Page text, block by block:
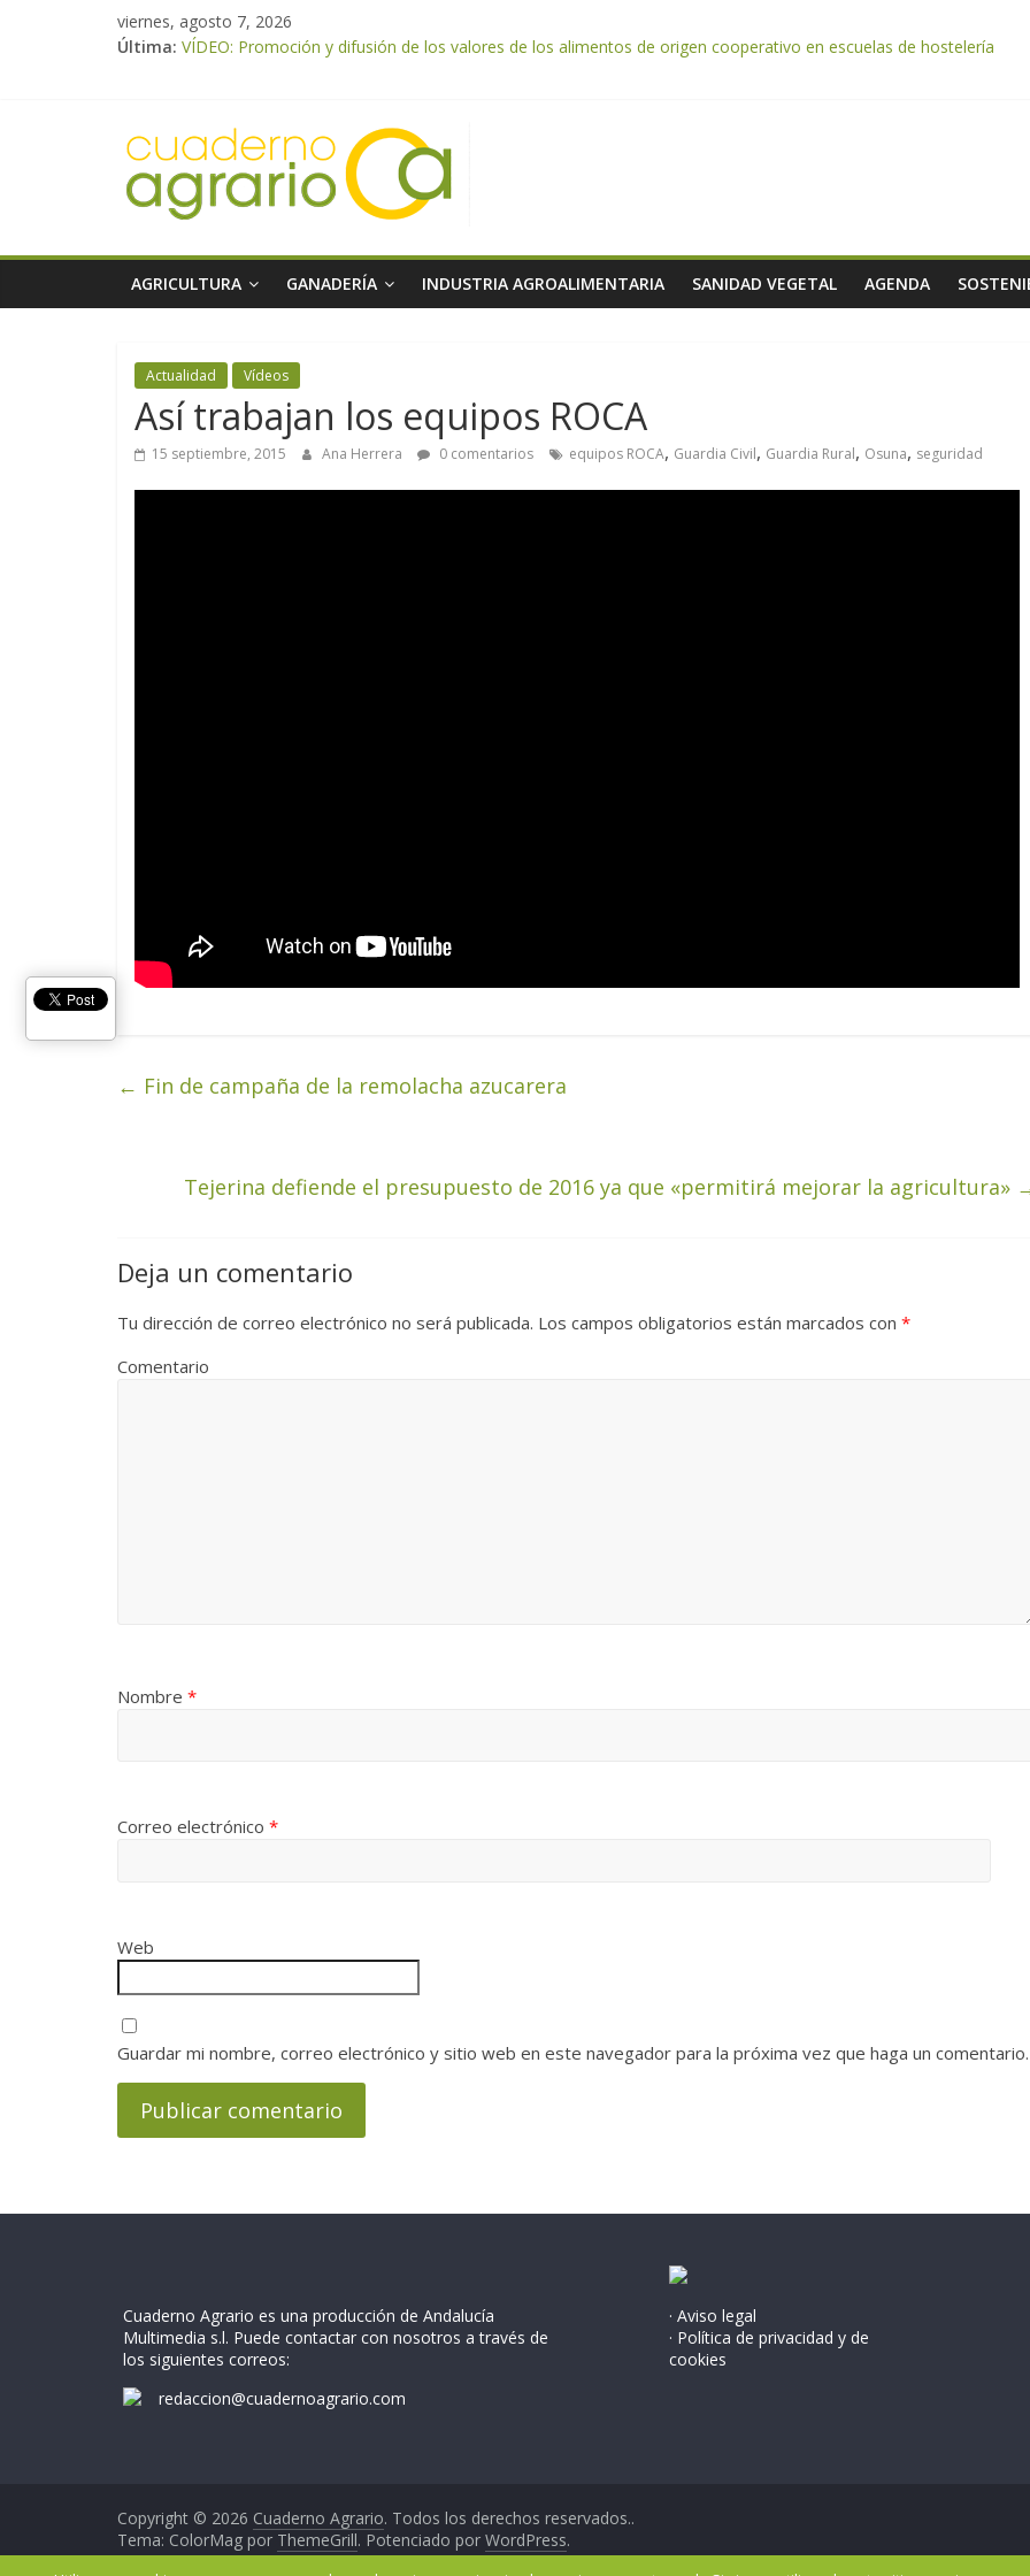
viernes, agosto 7, 2026
Última: VÍDEO: Promoción y difusión de los valores de los alimentos de origen cooperativo en escuelas de hostelería
ASAJA Almería: las primeras recolecciones de almendra confirman una cosecha desigual marcada por las
El Ministerio de Agricultura, Pesca y Alimentación autoriza el pago de 85 millones adicionales de ayudas de la
AGRICULTURA GANADERÍA INDUSTRIA AGROALIMENTARIA SANIDAD VEGETAL AGENDA
Actualidad Vídeos
Así trabajan los equipos ROCA
15 septiembre, 2015 Ana Herrera 0 comentarios equipos ROCA, Guardia Civil, Guardia Rural, Osuna, seguridad
← Fin de campaña de la remolacha azucarera
Tejerina defiende el presupuesto de 2016 ya que «permitirá mejorar la agricultura»
Deja un comentario
Tu dirección de correo electrónico no será publicada. Los campos obligatorios están marcados con *
Comentario
Nombre *
Correo electrónico *
Web
Guardar mi nombre, correo electrónico y sitio web en este navegador para la próxima vez que haga un comentario.
Cuaderno Agrario es una producción de Andalucía
Multimedia s.l. Puede contactar con nosotros a través de
los siguientes correos:
redaccion@cuadernoagrario.com
· Aviso legal
· Política de privacidad y de
cookies
Copyright © 2026 Cuaderno Agrario. Todos los derechos reservados..
Tema: ColorMag por ThemeGrill. Potenciado por WordPress.